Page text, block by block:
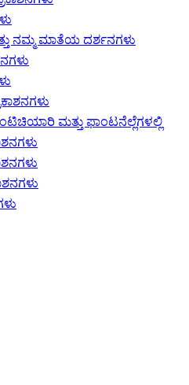
ನಮ್ಮ ಮಾತೆಯ ದರ್ಶನಗಳು
ಮತ್ತು ಫಾಂಟನೆಲ್ಲೆಗಳಲ್ಲಿ